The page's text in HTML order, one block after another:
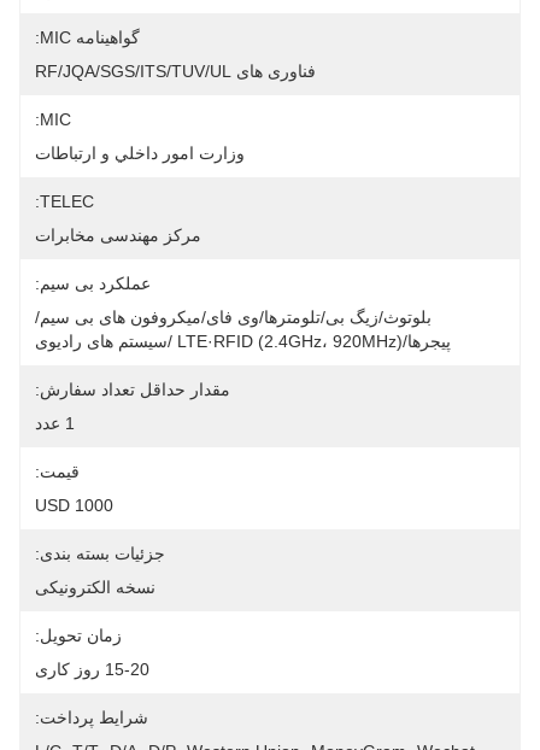
گواهینامه MIC:
فناوری های RF/JQA/SGS/ITS/TUV/UL
MIC:
وزارت امور داخلي و ارتباطات
TELEC:
مرکز مهندسی مخابرات
عملکرد بی سیم:
بلوتوث/زیگ بی/تلومترها/وی فای/میکروفون های بی سیم/
پیجرها/LTE·RFID (2.4GHz، 920MHz) /سیستم های رادیوی
مقدار حداقل تعداد سفارش:
1 عدد
قیمت:
1000 USD
جزئیات بسته بندی:
نسخه الکترونیکی
زمان تحویل:
15-20 روز کاری
شرایط پرداخت: